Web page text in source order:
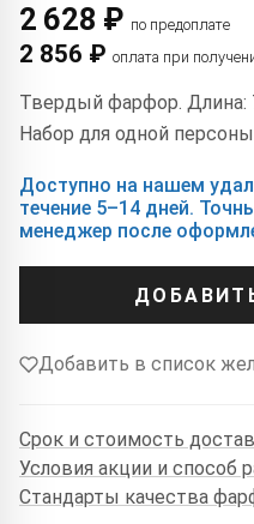
2 628 ₽ по предоплате
2 856 ₽ оплата при
Твердый фарфор.
Набор для одной
Доступно на нашем
течение 5–14 дней.
менеджер после
Добавить в список
Срок и стоимость
Условия акции и способ
Стандарты качества